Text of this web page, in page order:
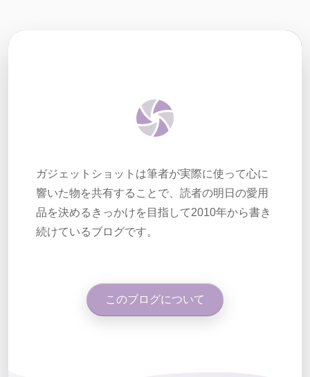
ガジェットショットは筆者が実際に使って心に
響いた物を共有することで、読者の明日の愛用
品を決めるきっかけを目指して2010年から書き
続けているブログです。
このブログについて